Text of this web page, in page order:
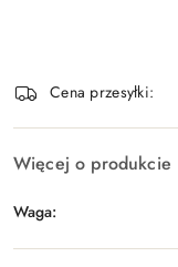
Cena przesyłki:
Więcej o produkcie
Waga: